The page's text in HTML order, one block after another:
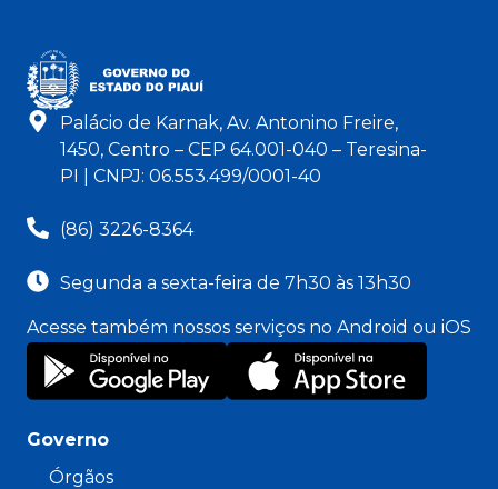
Palácio de Karnak, Av. Antonino Freire,
1450, Centro – CEP 64.001-040 – Teresina-
PI | CNPJ: 06.553.499/0001-40
(86) 3226-8364
Segunda a sexta-feira de 7h30 às 13h30
Acesse também nossos serviços no Android ou iOS
Governo
Órgãos